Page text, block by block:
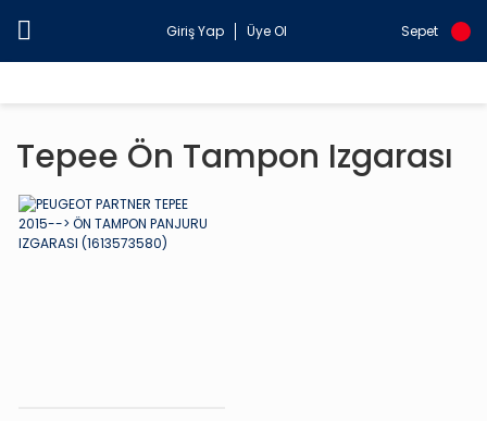
Giriş Yap Üye Ol Sepet
Tepee Ön Tampon Izgarası